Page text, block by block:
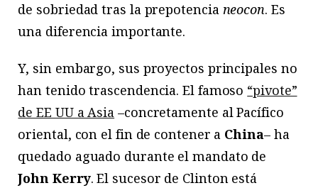
de sobriedad tras la prepotencia neocon. Es
una diferencia importante.
Y, sin embargo, sus proyectos principales no
han tenido trascendencia. El famoso “pivote”
de EE UU a Asia –concretamente al Pacífico
oriental, con el fin de contener a China– ha
quedado aguado durante el mandato de
John Kerry. El sucesor de Clinton está